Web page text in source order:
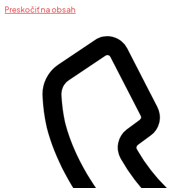
Preskočiť na obsah